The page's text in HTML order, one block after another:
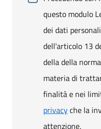
questo modulo
dei dati
dell'articolo 13
della della
materia di
finalità e nei
privacyche la
attenzione.